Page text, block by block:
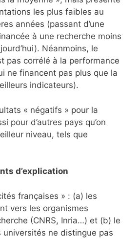
les plus faibles au
années (passant d’une
à une recherche moins
Néanmoins, le
pas corrélé à la performance
ne financent pas plus que la
indicateurs).
« négatifs » pour la
pour d’autres pays qu’on
niveau, tels que
d’explication
françaises » : (a) les
vers les organismes
(CNRS, Inria…) et (b) le
ne distingue pas